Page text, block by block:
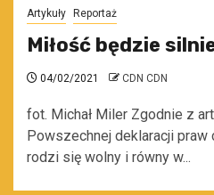
Artykuły Reportaż
Miłość będzie
04/02/2021 CDN CDN
fot. Michał Miler Zgodnie z
Powszechnej deklaracji praw
rodzi się wolny i równy w...